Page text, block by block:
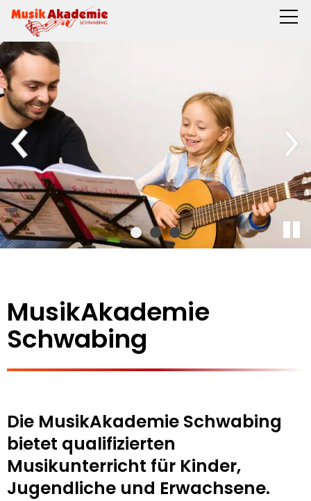
MusikAkademie
Schwabing
Die MusikAkademie Schwabing
bietet qualifizierten
Musikunterricht für Kinder,
Jugendliche und Erwachsene.